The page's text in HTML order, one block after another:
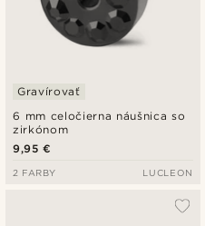
6 mm celočierna náušnica so
zirkónom
Gravírovať
9,95 €
2 FARBY LUCLEON